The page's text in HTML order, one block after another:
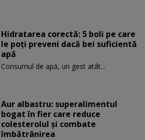
Hidratarea corectă: 5 boli pe care
le poți preveni dacă bei suficientă
apă
Consumul de apă, un gest atât...
Aur albastru: superalimentul
bogat în fier care reduce
colesterolul și combate
îmbătrânirea